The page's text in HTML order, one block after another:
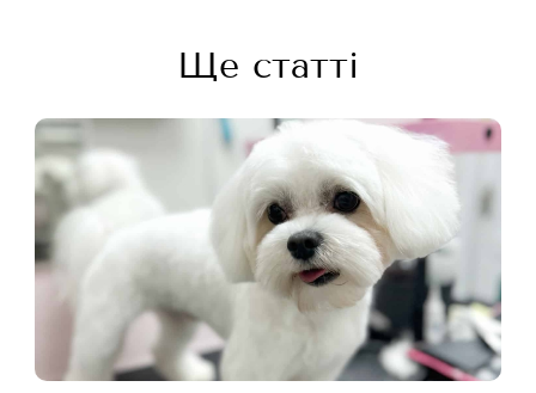
Ще статті